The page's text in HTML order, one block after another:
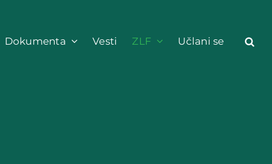
Dokumenta Vesti ZLF Učlani se